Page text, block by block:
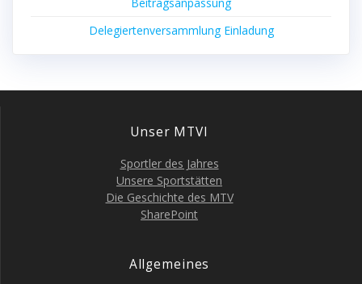
Bei­trags­an­pas­sung
Dele­gier­ten­ver­samm­lung Einladung
Unser MTVI
Sport­ler des Jahres
Unse­re Sportstätten
Die Geschich­te des MTV
Share­Point
All­ge­mei­nes